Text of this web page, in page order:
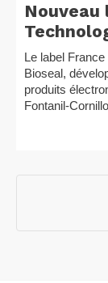
Nouveau
Le label
Bioseal,
produits
Fontanil-